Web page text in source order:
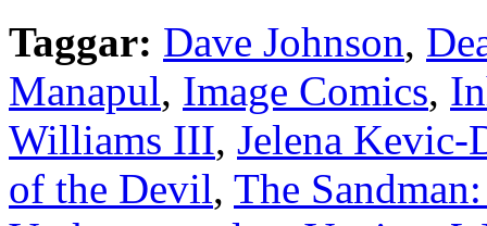
Taggar: Dave Johnson,
Manapul, Image Comics,
Williams III, Jelena
of the Devil, The